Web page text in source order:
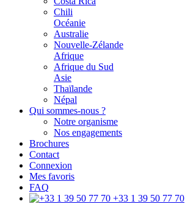
Chili
Océanie
Australie
Nouvelle-Zélande
Afrique
Afrique du Sud
Asie
Thaïlande
Népal
Qui sommes-nous ?
Notre organisme
Nos engagements
Brochures
Contact
Connexion
Mes favoris
FAQ
+33 1 39 50 77 70